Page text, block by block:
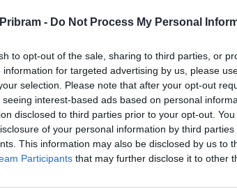
- Do Not Process My Personal
to opt-out of the sale, sharing to third parties, or
information for targeted advertising by us, please
selection. Please note that after your opt-out
seeing interest-based ads based on personal
disclosed to third parties prior to your opt-out.
of your personal information by third parties
This information may also be disclosed by us to
Participants that may further disclose it to other
přitom věděl, že pro svou tíživou
moci dluhy uhradit,“uvedla policejní
přesvědčit, že je movitý a za peníze jim
byl opakovaně souzen a trestán pro